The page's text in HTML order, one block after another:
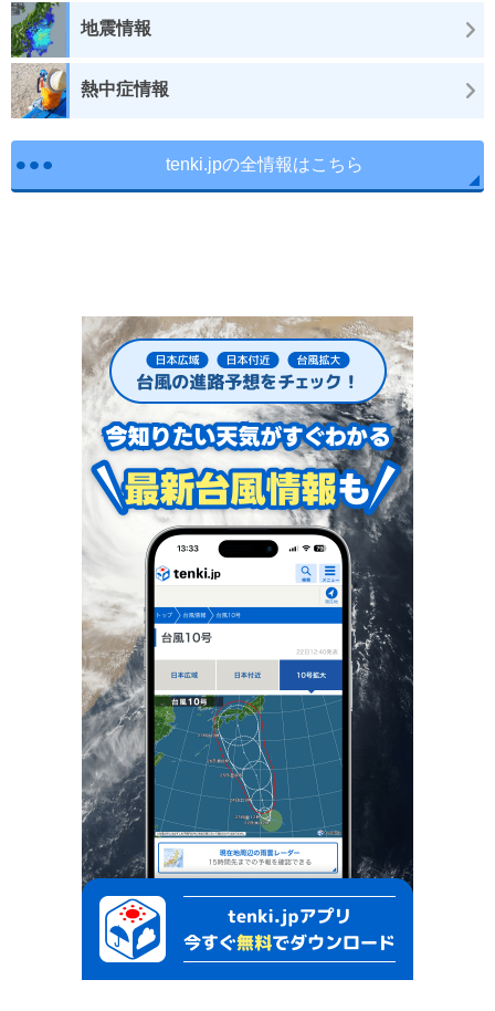
地震情報
熱中症情報
tenki.jpの全情報はこちら